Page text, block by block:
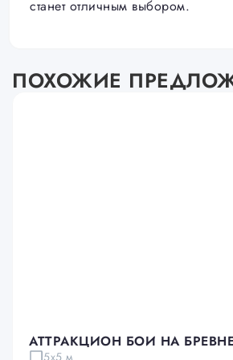
станет отличным выбором.
ПОХОЖИЕ
АТТРАКЦИОН БОИ НА
5х5 м